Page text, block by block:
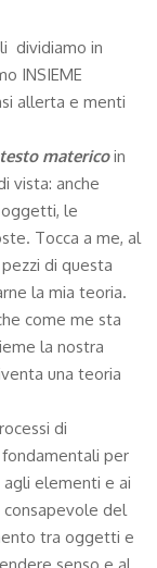
dividiamo in
INSIEME
allerta e menti
matericoin
vista: anche
le
Tocca a me, al
di questa
la mia teoria.
come me sta
la nostra
una teoria
di
per
agli elementi e ai
consapevole del
tra oggetti e
senso e al